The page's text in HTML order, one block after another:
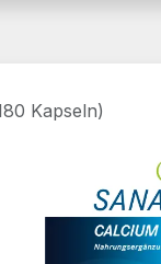
Kapseln)